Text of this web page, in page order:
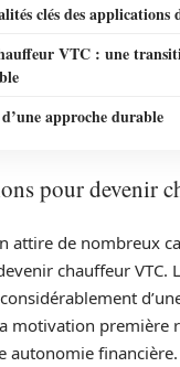
clés des applications
VTC : une
approche durable
pour devenir
attire de nombreux
chauffeur VTC.
motivation première
autonomie